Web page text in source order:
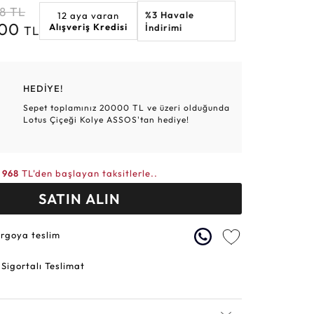
Elmas Bilezikler
Altın Tesbihler
Altın Hasır Setler
Violet
TL
TL
12 aya varan
Alışveriş Kredisi
%3 Havale
İndirimi
HEDİYE!
Sepet toplamınız 20000 TL ve üzeri olduğunda
Lotus Çiçeği Kolye ASSOS'tan hediye!
968 TL'den başlayan taksitlerle..
SATIN ALIN
teslim
Teslimat